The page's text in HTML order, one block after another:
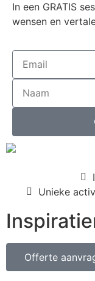
In een GRATIS
wensen en
Unieke
Offerte